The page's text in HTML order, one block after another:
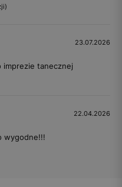
23.07.2026
imprezie tanecznej
22.04.2026
wygodne!!!